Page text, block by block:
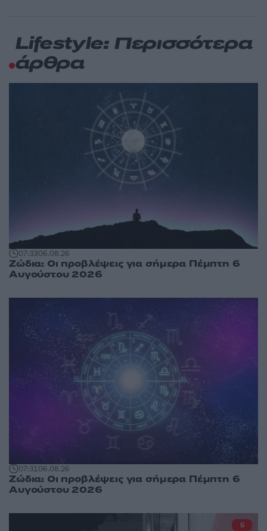
Lifestyle: Περισσότερα
άρθρα
07:3306.08.26
Ζώδια: Οι προβλέψεις για σήμερα Πέμπτη 6
Αυγούστου 2026
07:3106.08.26
Ζώδια: Οι προβλέψεις για σήμερα Πέμπτη 6
Αυγούστου 2026
5